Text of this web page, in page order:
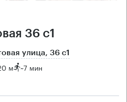
36 с1
улица, 36 с1
м ~7 мин